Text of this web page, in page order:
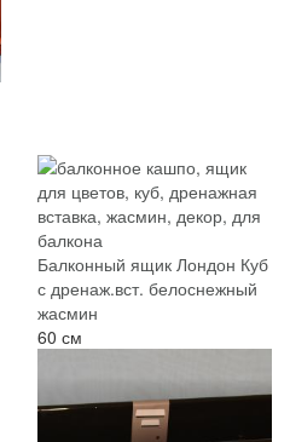
Балконный ящик Лондон Куб
с дренаж.вст. белоснежный
жасмин
60 см